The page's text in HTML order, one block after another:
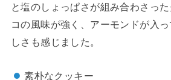
と塩のしょっぱさが組み合わさっ
コの風味が強く、アーモンドが入
しさも感じました。
素朴なクッキー